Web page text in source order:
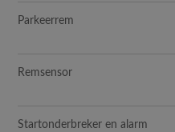
Parkeerrem
Remsensor
Startonderbreker en alarm